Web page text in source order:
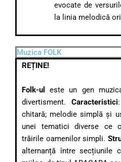
evocate de
la linia melodică
Muzica FOLK
REȚINE!
Folk-ul
este un gen
divertisment. Caracteristici
chitară; melodie simplă și
unei tematici diverse ce
trăirile oamenilor simpli.
alternanță între secțiunile